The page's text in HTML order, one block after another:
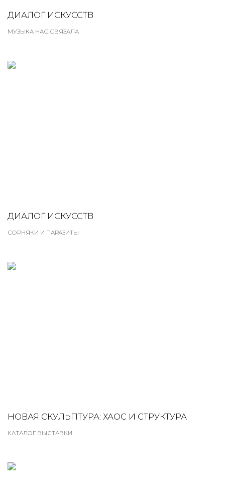
ДИАЛОГ ИСКУССТВ
МУЗЫКА НАС СВЯЗАЛА
ДИАЛОГ ИСКУССТВ
СОРНЯКИ И ПАРАЗИТЫ
НОВАЯ СКУЛЬПТУРА: ХАОС И СТРУКТУРА
КАТАЛОГ ВЫСТАВКИ